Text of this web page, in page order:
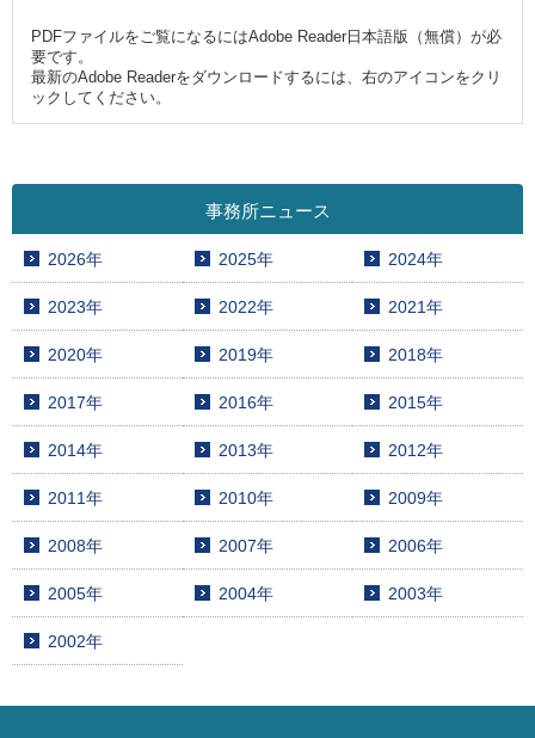
PDFファイルをご覧になるにはAdobe Reader日本語版（無償）が必
要です。
最新のAdobe Readerをダウンロードするには、右のアイコンをクリ
ックしてください。
事務所ニュース
2026年 2025年 2024年
2023年 2022年 2021年
2020年 2019年 2018年
2017年 2016年 2015年
2014年 2013年 2012年
2011年 2010年 2009年
2008年 2007年 2006年
2005年 2004年 2003年
2002年